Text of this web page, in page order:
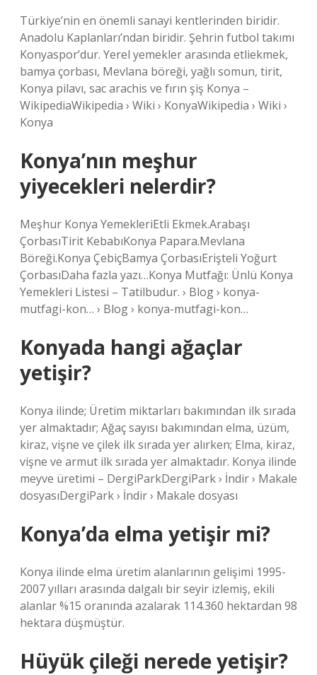
Türkiye’nin en önemli sanayi kentlerinden biridir.
Anadolu Kaplanları’ndan biridir. Şehrin futbol takımı
Konyaspor’dur. Yerel yemekler arasında etliekmek,
bamya çorbası, Mevlana böreği, yağlı somun, tirit,
Konya pilavı, sac arachis ve fırın şiş Konya –
WikipediaWikipedia › Wiki › KonyaWikipedia › Wiki ›
Konya
Konya’nın meşhur
yiyecekleri nelerdir?
Meşhur Konya YemekleriEtli Ekmek.Arabaşı
ÇorbasıTirit KebabıKonya Papara.Mevlana
Böreği.Konya ÇebiçBamya ÇorbasıErişteli Yoğurt
ÇorbasıDaha fazla yazı…Konya Mutfağı: Ünlü Konya
Yemekleri Listesi – Tatilbudur. › Blog › konya-
mutfagi-kon… › Blog › konya-mutfagi-kon…
Konyada hangi ağaçlar
yetişir?
Konya ilinde; Üretim miktarları bakımından ilk sırada
yer almaktadır; Ağaç sayısı bakımından elma, üzüm,
kiraz, vişne ve çilek ilk sırada yer alırken; Elma, kiraz,
vişne ve armut ilk sırada yer almaktadır. Konya ilinde
meyve üretimi – DergiParkDergiPark › İndir › Makale
dosyasıDergiPark › İndir › Makale dosyası
Konya’da elma yetişir mi?
Konya ilinde elma üretim alanlarının gelişimi 1995-
2007 yılları arasında dalgalı bir seyir izlemiş, ekili
alanlar %15 oranında azalarak 114.360 hektardan 98
hektara düşmüştür.
Hüyük çileği nerede yetişir?